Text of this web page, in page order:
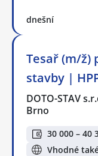
dnešní
Tesař (m/ž)
stavby |
DOTO-STAV
Brno
30 000 – 40
Vhodné